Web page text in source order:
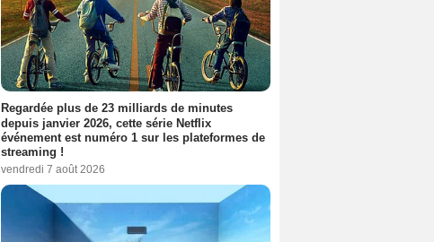
Regardée plus de 23 milliards de minutes
depuis janvier 2026, cette série Netflix
événement est numéro 1 sur les plateformes de
streaming !
vendredi 7 août 2026